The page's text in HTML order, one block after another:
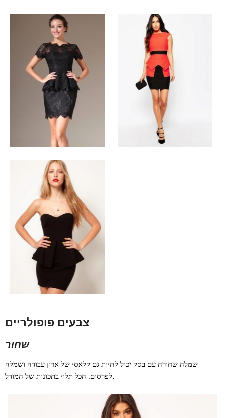
צבעים פופולריים
שחור
שמלה שחורה עם בסק יכול להיות גם קלאסי של ארון עבודה ושמלה
לפרסום. הכל תלוי בתכונות של המודל.